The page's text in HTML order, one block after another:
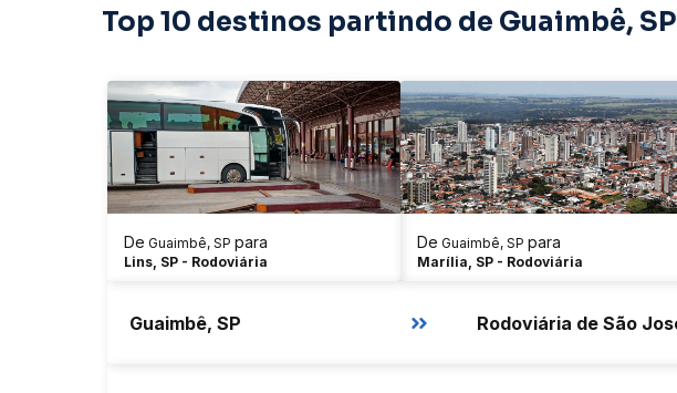
Top 10 destinos partindo de Guaimbê, SP
De Guaimbê, SP para
Lins, SP - Rodoviária
De Guaimbê, SP para
Marília, SP - Rodoviária
Guaimbê, SP